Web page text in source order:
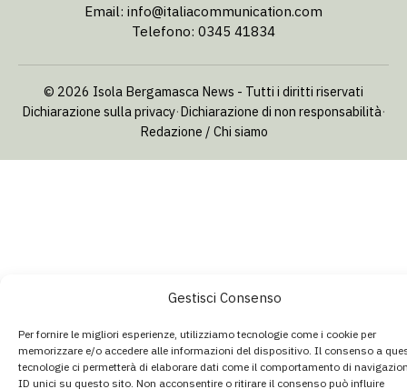
Gestisci Consenso
Per fornire le migliori esperienze, utilizziamo tecnologie come i cookie per
memorizzare e/o accedere alle informazioni del dispositivo. Il consenso a
tecnologie ci permetterà di elaborare dati come il comportamento di
ID unici su questo sito. Non acconsentire o ritirare il consenso può influire
Email: info@italiacommunication.com
Telefono: 0345 41834
© 2026 Isola Bergamasca News - Tutti i diritti riservati
Dichiarazione sulla privacy·Dichiarazione di non responsabilità·
Redazione / Chi siamo